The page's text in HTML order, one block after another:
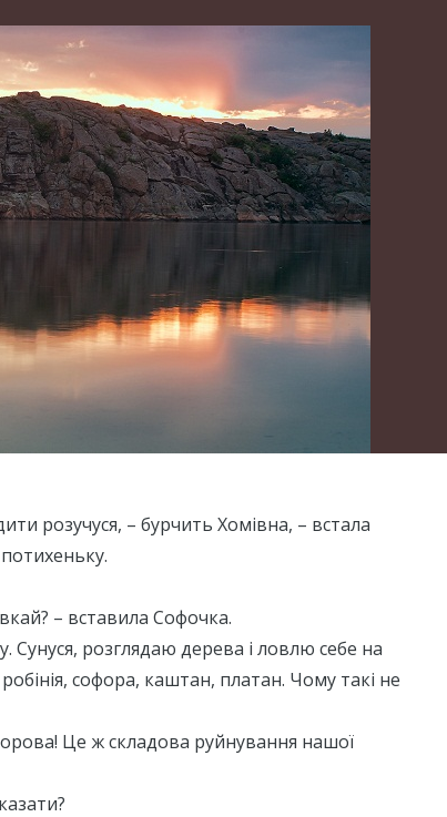
розучуся, – бурчить Хомівна, – встала
– вставила Софочка.
розглядаю дерева і ловлю себе на
софора, каштан, платан. Чому такі не
Це ж складова руйнування нашої